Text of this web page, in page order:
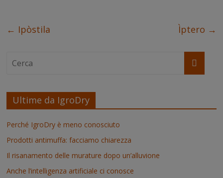
k s
t
← Ipòstila Ìptero →
Ultime da IgroDry
Perché IgroDry è meno conosciuto
Prodotti antimuffa: facciamo chiarezza
Il risanamento delle murature dopo un’alluvione
Anche l’intelligenza artificiale ci conosce